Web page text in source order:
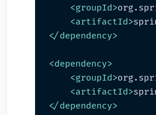
<groupId>
<artifactId>
</dependency>
<dependency>
<groupId>
<artifactId>
</dependency>